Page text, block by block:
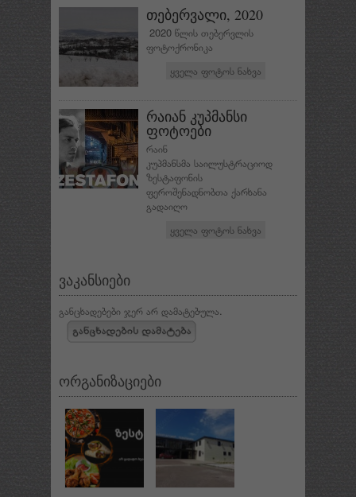
თებერვალი, 2020
2020 წლის თებერვლის
ფოტოქრონიკა
ყველა ფოტოს ნახვა
რაიან კუპმანსი
ფოტოები
რაინ
კუპმანსმა საილუსტრაციოდ
ზესტაფონის
ფეროშენადნობთა ქარხანა
გადაიღო
ყველა ფოტოს ნახვა
ვაკანსიები
განცხადებები ჯერ არ დამატებულა.
ორგანიზაციები